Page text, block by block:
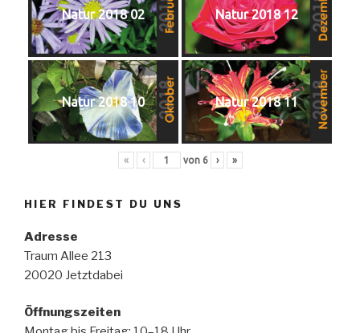
Natur 2018 02 Natur 2018 12
Natur 2018 10 Natur 2018 11
« ‹ von 6 › »
HIER FINDEST DU UNS
Adresse
Traum Allee 213
20020 Jetztdabei
Öffnungszeiten